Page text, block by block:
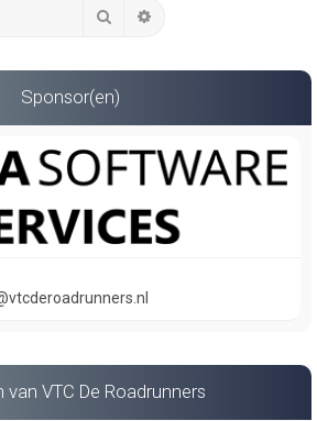
Zoek
Sponsor(en)
van VTC De Roadrunners